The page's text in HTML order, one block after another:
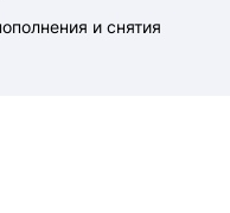
и снятия